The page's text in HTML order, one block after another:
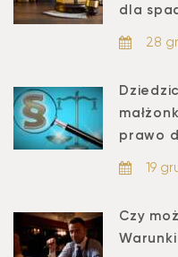
dla
28
prawo
19
Czy